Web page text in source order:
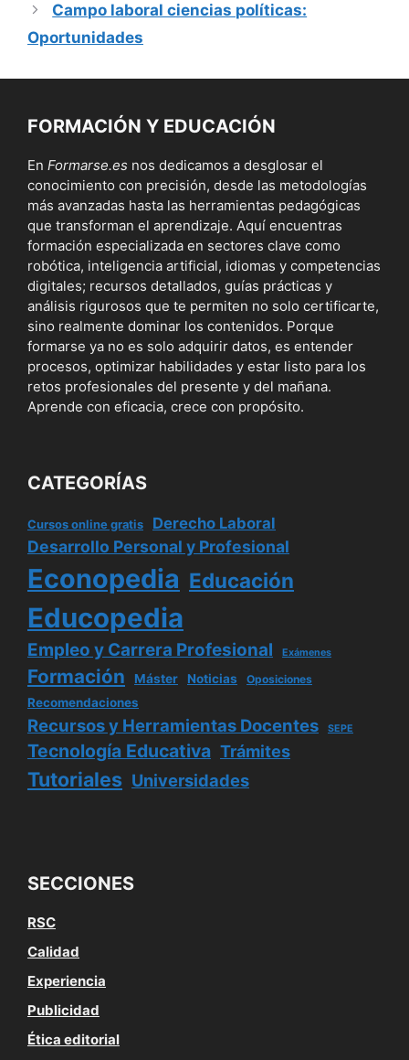
Campo laboral ciencias políticas:
Oportunidades
FORMACIÓN Y EDUCACIÓN
En Formarse.es nos dedicamos a desglosar el
conocimiento con precisión, desde las metodologías
más avanzadas hasta las herramientas pedagógicas
que transforman el aprendizaje. Aquí encuentras
formación especializada en sectores clave como
robótica, inteligencia artificial, idiomas y competencias
digitales; recursos detallados, guías prácticas y
análisis rigurosos que te permiten no solo certificarte,
sino realmente dominar los contenidos. Porque
formarse ya no es solo adquirir datos, es entender
procesos, optimizar habilidades y estar listo para los
retos profesionales del presente y del mañana.
Aprende con eficacia, crece con propósito.
CATEGORÍAS
Cursos online gratis Derecho Laboral
Desarrollo Personal y Profesional
Econopedia Educación
Educopedia
Empleo y Carrera Profesional Exámenes
Formación Máster Noticias Oposiciones
Recomendaciones
Recursos y Herramientas Docentes SEPE
Tecnología Educativa Trámites
Tutoriales Universidades
SECCIONES
RSC
Calidad
Experiencia
Publicidad
Ética editorial